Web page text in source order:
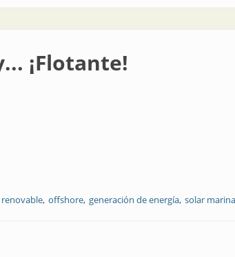
¡Flotante!
offshore generación de energía solar marina